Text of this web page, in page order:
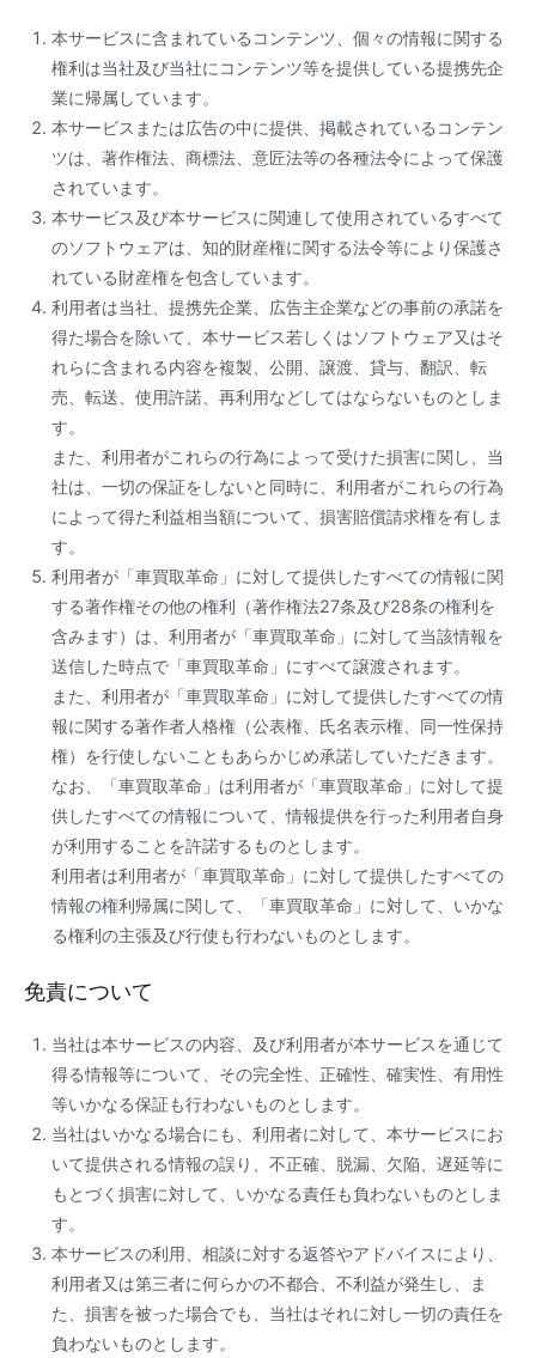
本サービスに含まれているコンテンツ、個々の情報に関する
権利は当社及び当社にコンテンツ等を提供している提携先企
業に帰属しています。
本サービスまたは広告の中に提供、掲載されているコンテン
ツは、著作権法、商標法、意匠法等の各種法令によって保護
されています。
本サービス及び本サービスに関連して使用されているすべて
のソフトウェアは、知的財産権に関する法令等により保護さ
れている財産権を包含しています。
利用者は当社、提携先企業、広告主企業などの事前の承諾を
得た場合を除いて、本サービス若しくはソフトウェア又はそ
れらに含まれる内容を複製、公開、譲渡、貸与、翻訳、転
売、転送、使用許諾、再利用などしてはならないものとしま
す。
また、利用者がこれらの行為によって受けた損害に関し、当
社は、一切の保証をしないと同時に、利用者がこれらの行為
によって得た利益相当額について、損害賠償請求権を有しま
す。
利用者が「車買取革命」に対して提供したすべての情報に関
する著作権その他の権利（著作権法27条及び28条の権利を
含みます）は、利用者が「車買取革命」に対して当該情報を
送信した時点で「車買取革命」にすべて譲渡されます。
また、利用者が「車買取革命」に対して提供したすべての情
報に関する著作者人格権（公表権、氏名表示権、同一性保持
権）を行使しないこともあらかじめ承諾していただきます。
なお、「車買取革命」は利用者が「車買取革命」に対して提
供したすべての情報について、情報提供を行った利用者自身
が利用することを許諾するものとします。
利用者は利用者が「車買取革命」に対して提供したすべての
情報の権利帰属に関して、「車買取革命」に対して、いかな
る権利の主張及び行使も行わないものとします。
免責について
当社は本サービスの内容、及び利用者が本サービスを通じて
得る情報等について、その完全性、正確性、確実性、有用性
等いかなる保証も行わないものとします。
当社はいかなる場合にも、利用者に対して、本サービスにお
いて提供される情報の誤り、不正確、脱漏、欠陥、遅延等に
もとづく損害に対して、いかなる責任も負わないものとしま
す。
本サービスの利用、相談に対する返答やアドバイスにより、
利用者又は第三者に何らかの不都合、不利益が発生し、ま
た、損害を被った場合でも、当社はそれに対し一切の責任を
負わないものとします。